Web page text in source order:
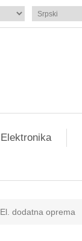
Elektronika
El. dodatna oprema